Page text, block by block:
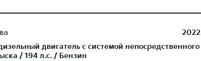
2022
двигатель с системой непосредственного
/ 194 л.с. / Бензин